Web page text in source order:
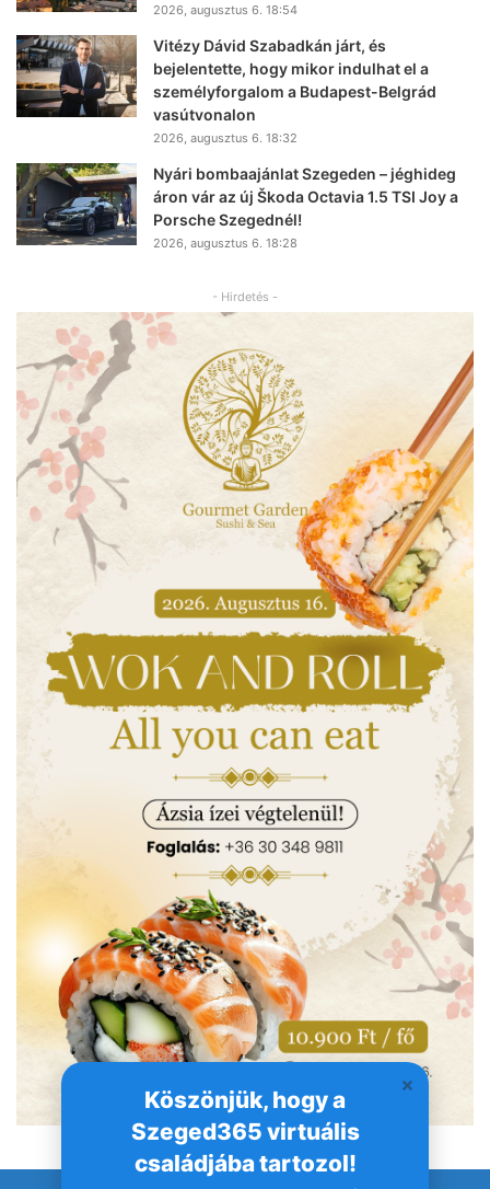
Köszönjük, hogy a
Szeged365 virtuális
családjába tartozol!
2026, augusztus 6. 18:54
Vitézy Dávid Szabadkán járt, és
bejelentette, hogy mikor indulhat el a
személyforgalom a Budapest-Belgrád
vasútvonalon
2026, augusztus 6. 18:32
Nyári bombaajánlat Szegeden – jéghideg
áron vár az új Škoda Octavia 1.5 TSI Joy a
Porsche Szegednél!
2026, augusztus 6. 18:28
- Hirdetés -